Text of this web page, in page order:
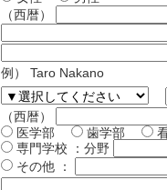
（西暦）
例） Taro Nakano
（西暦）
医学部
歯学部
専門学校 ：分野
その他 ：